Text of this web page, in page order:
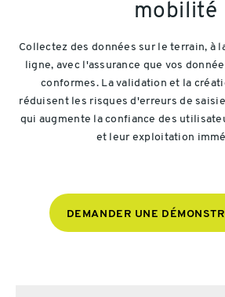
mobilité
Collectez des données sur le terrain, à
ligne, avec l'assurance que vos
conformes. La validation et la
réduisent les risques d'erreurs de
qui augmente la confiance des
et leur exploitation
DEMANDER UNE